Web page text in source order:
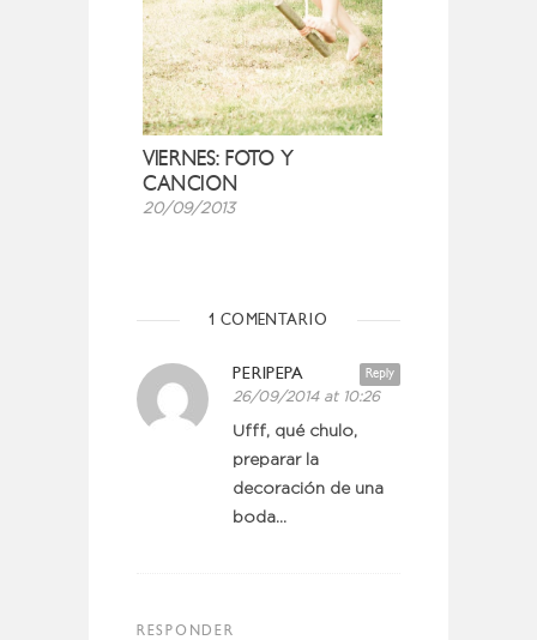
VIERNES: FOTO Y
CANCION
20/09/2013
1 COMENTARIO
Reply
PERIPEPA
26/09/2014 at 10:26
Ufff, qué chulo,
preparar la
decoración de una
boda…
RESPONDER